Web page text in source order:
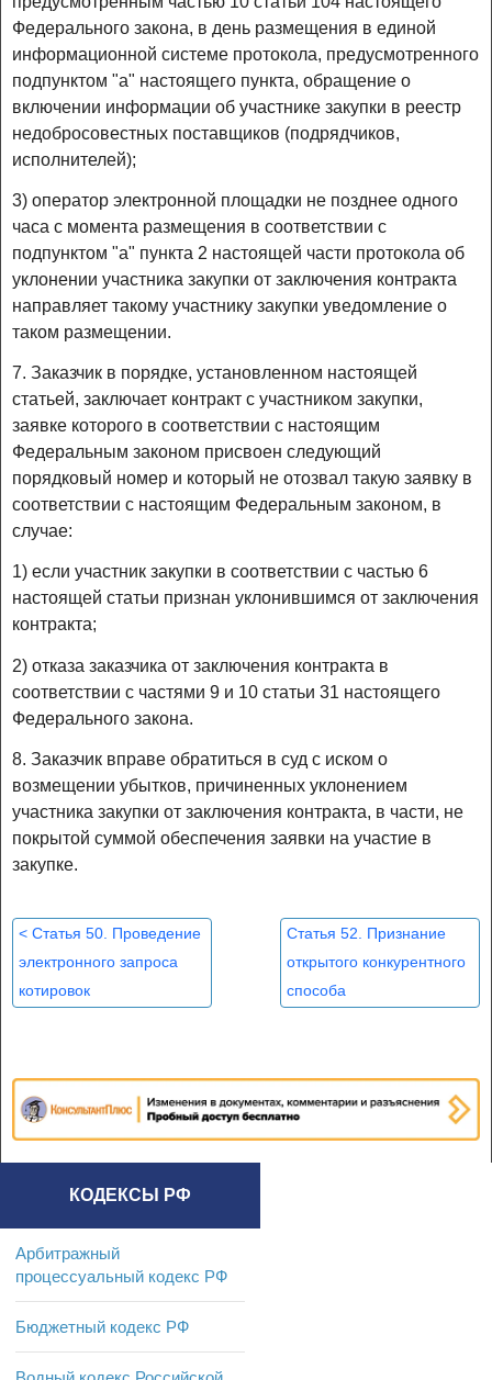
Федерального закона, в день размещения в единой
информационной системе протокола, предусмотренного
подпунктом "а" настоящего пункта, обращение о
включении информации об участнике закупки в реестр
недобросовестных поставщиков (подрядчиков,
исполнителей);
3) оператор электронной площадки не позднее одного
часа с момента размещения в соответствии с
подпунктом "а" пункта 2 настоящей части протокола об
уклонении участника закупки от заключения контракта
направляет такому участнику закупки уведомление о
таком размещении.
7. Заказчик в порядке, установленном настоящей
статьей, заключает контракт с участником закупки,
заявке которого в соответствии с настоящим
Федеральным законом присвоен следующий
порядковый номер и который не отозвал такую заявку в
соответствии с настоящим Федеральным законом, в
случае:
1) если участник закупки в соответствии с частью 6
настоящей статьи признан уклонившимся от заключения
контракта;
2) отказа заказчика от заключения контракта в
соответствии с частями 9 и 10 статьи 31 настоящего
Федерального закона.
8. Заказчик вправе обратиться в суд с иском о
возмещении убытков, причиненных уклонением
участника закупки от заключения контракта, в части, не
покрытой суммой обеспечения заявки на участие в
закупке.
< Статья 50. Проведение
электронного запроса
котировок
Статья 52. Признание
открытого конкурентного
способа
признания>
КОДЕКСЫ РФ
Арбитражный
процессуальный кодекс РФ
Бюджетный кодекс РФ